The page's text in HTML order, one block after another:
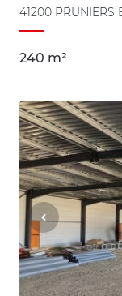
41200 PRUNIERS
240 m²